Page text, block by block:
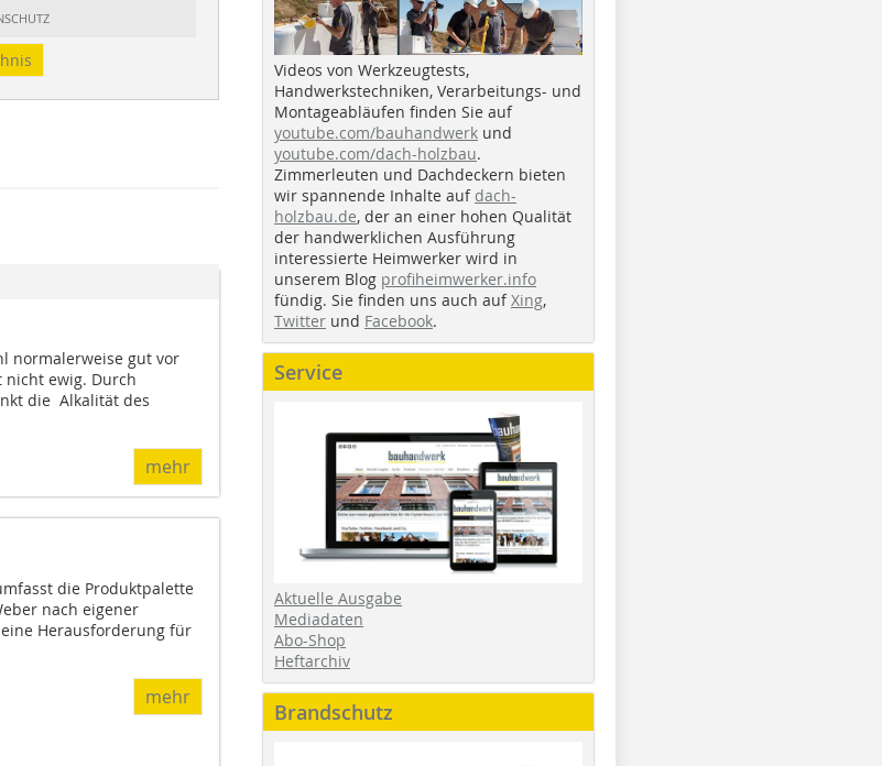
normalerweise gut vor
nicht ewig. Durch
die Alkalität des
mehr
die Produktpalette
nach eigener
Herausforderung für
mehr
Videos von Werkzeugtests,
Handwerkstechniken, Verarbeitungs- und
Montageabläufen finden Sie auf
youtube.com/bauhandwerk und
youtube.com/dach-holzbau.
Zimmerleuten und Dachdeckern bieten
wir spannende Inhalte auf dach-
holzbau.de, der an einer hohen Qualität
der handwerklichen Ausführung
interessierte Heimwerker wird in
unserem Blog profiheimwerker.info
fündig. Sie finden uns auch aufXing,
Twitter und Facebook.
Service
Aktuelle Ausgabe
Mediadaten
Abo-Shop
Heftarchiv
Brandschutz